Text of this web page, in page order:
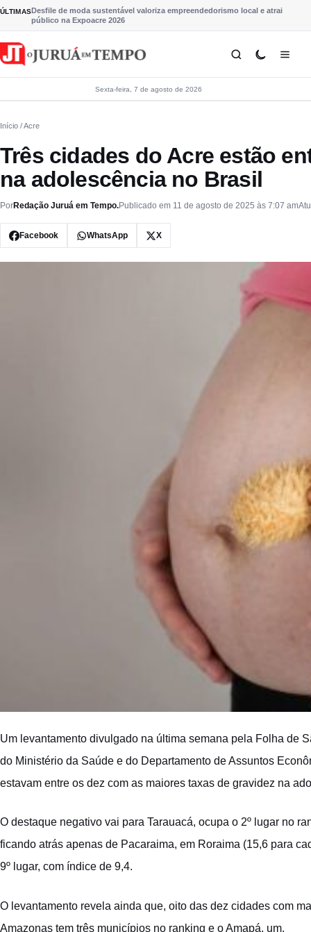
Pular para o conteúdo
ÚLTIMASDesfile de moda sustentável valoriza empreendedorismo local e atrai
público na Expoacre 2026
Sexta-feira, 7 de agosto de 2026
Início / Acre
Três cidades do Acre estão
na adolescência no Brasil
PorRedação Juruá em Tempo.Publicado em 11 de agosto de 2025 às 7:07 am
Facebook WhatsApp X
Um levantamento divulgado na última semana pela Folha de
do Ministério da Saúde e do Departamento de Assuntos
estavam entre os dez com as maiores taxas de gravidez na
O destaque negativo vai para Tarauacá, ocupa o 2º lugar no
ficando atrás apenas de Pacaraima, em Roraima (15,6 para
9º lugar, com índice de 9,4.
O levantamento revela ainda que, oito das dez cidades com
Amazonas tem três municípios no ranking e o Amapá, um.